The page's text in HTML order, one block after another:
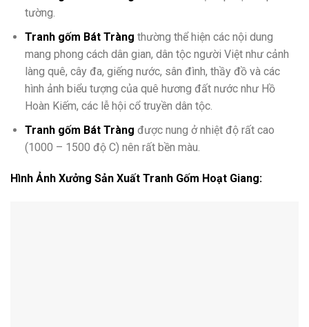
tường.
Tranh gốm Bát Tràng thường thể hiện các nội dung
mang phong cách dân gian, dân tộc người Việt như cảnh
làng quê, cây đa, giếng nước, sân đình, thầy đồ và các
hình ảnh biểu tượng của quê hương đất nước như Hồ
Hoàn Kiếm, các lễ hội cổ truyền dân tộc.
Tranh gốm Bát Tràng được nung ở nhiệt độ rất cao
(1000 – 1500 độ C) nên rất bền màu.
Hình Ảnh Xưởng Sản Xuất Tranh Gốm Hoạt Giang: